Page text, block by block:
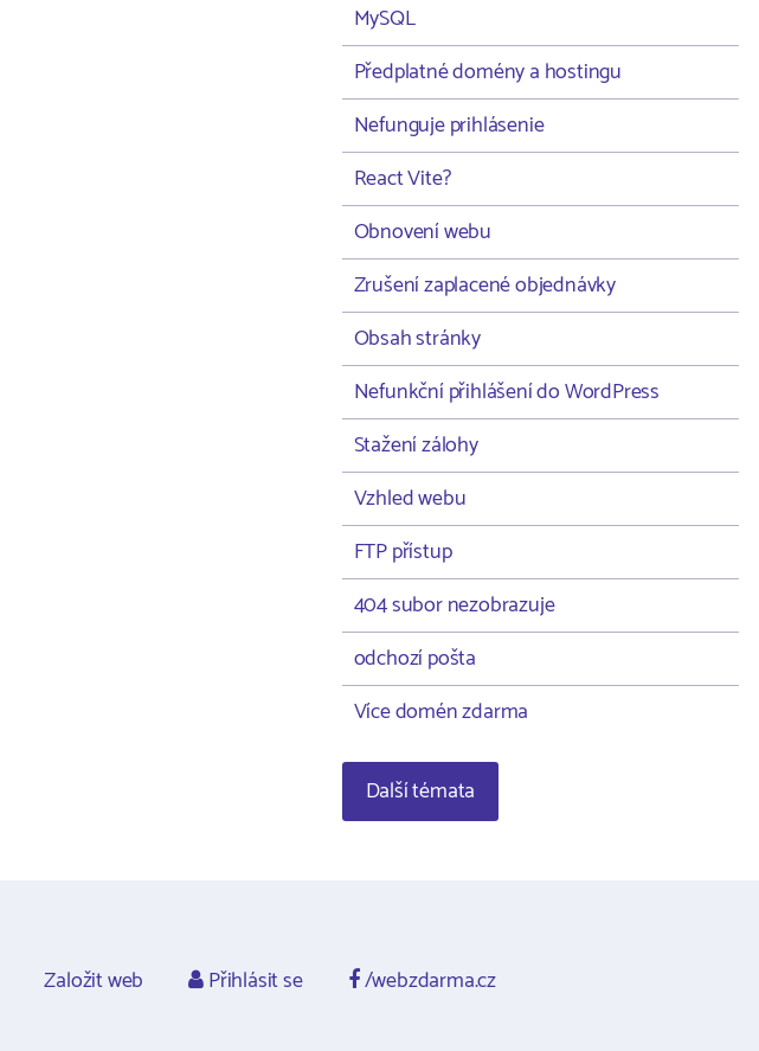
MySQL
Předplatné domény a hostingu
Nefunguje prihlásenie
React Vite?
Obnovení webu
Zrušení zaplacené objednávky
Obsah stránky
Nefunkční přihlášení do WordPress
Stažení zálohy
Vzhled webu
FTP přístup
404 subor nezobrazuje
odchozí pošta
Více domén zdarma
Další témata
Založit web Přihlásit se /webzdarma.cz